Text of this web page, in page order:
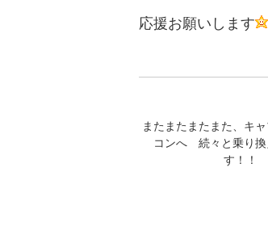
応援お願いします
またまたまたまた、キ
コンへ 続々と乗り換
す！！